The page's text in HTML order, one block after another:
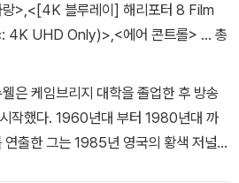
오히려 곤경에 빠트린다. 이에 헤리미온
블도어의 군대'라는 비밀단체를 만든체
수 있는 방법을 가르쳐 준다. 서서히 어
게 된 해리포터와 친구들은 점점 더 그
대결이 다가왔음을 느낀다. 빛의 마법
는 대결!! 불사조의 기사단과 죽음을 먹
편까지 '해리포터'에 관한 모든 것
투어 Trailing Tonks (19분 22초)
작 현장 투어
>,<[4K 블루레이] 해리포터 8 Film
4K UHD Only)>,<에어 콘트롤> … 총
은 케임브리지 대학을 졸업한 후 방송
작했다. 1960년대 부터 1980년대 까
출한 그는 1985년 영국의 황색 저널리